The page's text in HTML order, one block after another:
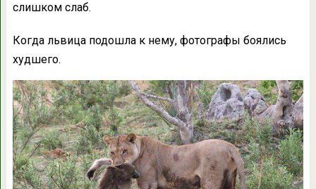
слишком слаб.
Когда львица подошла к нему, фотографы боялись
худшего.